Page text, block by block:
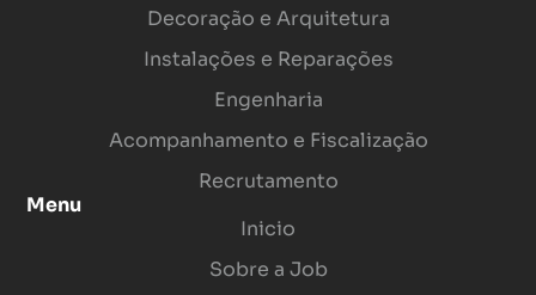
Decoração e Arquitetura
Instalações e Reparações
Engenharia
Acompanhamento e Fiscalização
Recrutamento
Menu
Inicio
Sobre a Job